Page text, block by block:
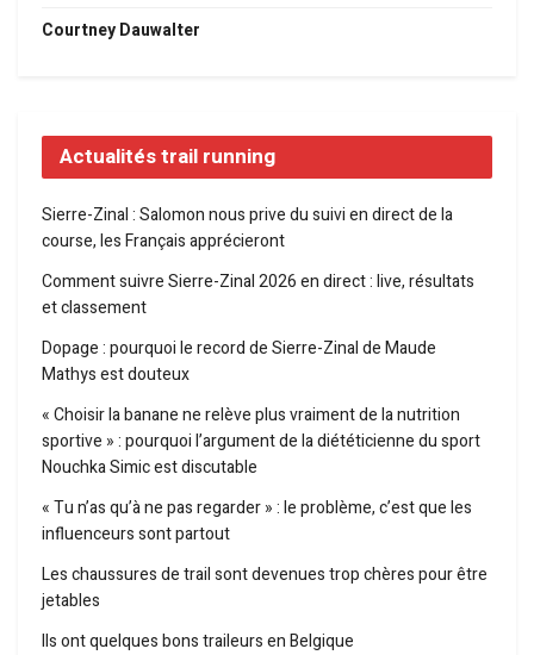
Courtney Dauwalter
Actualités trail running
Sierre-Zinal : Salomon nous prive du suivi en direct de la
course, les Français apprécieront
Comment suivre Sierre-Zinal 2026 en direct : live, résultats
et classement
Dopage : pourquoi le record de Sierre-Zinal de Maude
Mathys est douteux
« Choisir la banane ne relève plus vraiment de la nutrition
sportive » : pourquoi l’argument de la diététicienne du sport
Nouchka Simic est discutable
« Tu n’as qu’à ne pas regarder » : le problème, c’est que les
influenceurs sont partout
Les chaussures de trail sont devenues trop chères pour être
jetables
Ils ont quelques bons traileurs en Belgique